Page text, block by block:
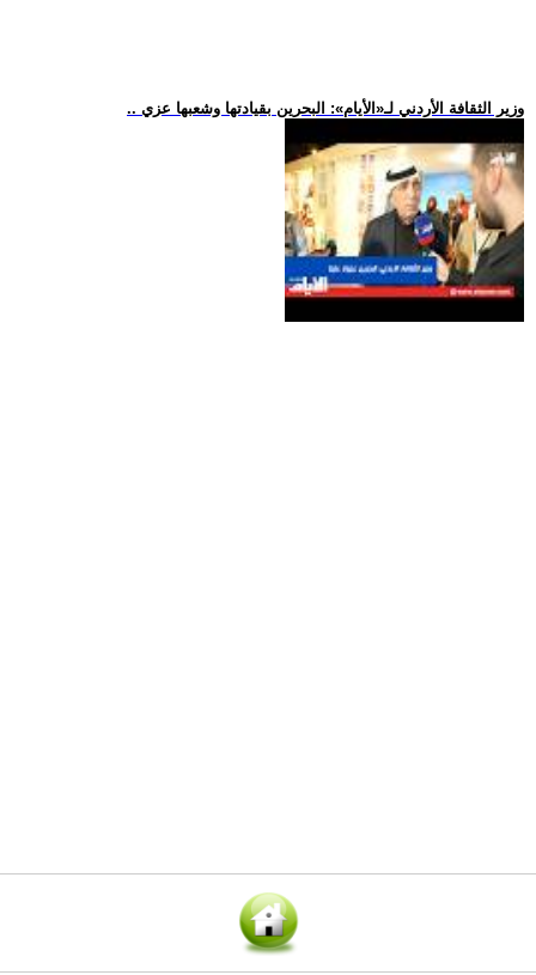
.. وزير الثقافة الأردني لـ«الأيام»: البحرين بقيادتها وشعبها عزي